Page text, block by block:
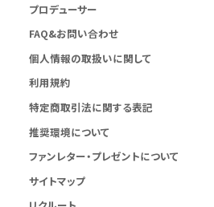
プロデューサー
FAQ&お問い合わせ
個人情報の取扱いに関して
利用規約
特定商取引法に関する表記
推奨環境について
ファンレター・プレゼントについて
サイトマップ